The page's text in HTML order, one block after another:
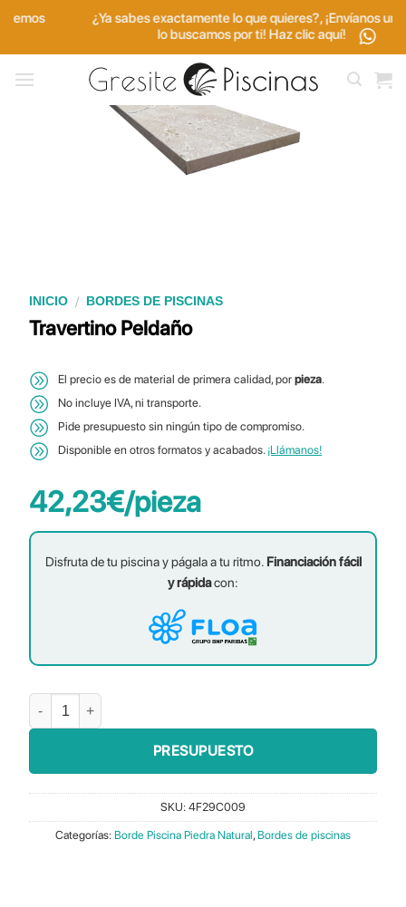
contenido
¿Ya sabes exactamente lo que quieres?, ¡Envíanos una foto y
lo buscamos por ti! Haz clic aquí!
INICIO / BORDES DE PISCINAS
Travertino Peldaño
El precio es de material de primera calidad, porpieza.
No incluye IVA, ni transporte.
Pide presupuesto sin ningún tipo de compromiso.
Disponible en otros formatos y acabados. ¡Llámanos!
42,23€/pieza
Disfruta de tu piscina y págala a tu ritmo. Financiación fácil
y rápidacon:
Travertino Peldaño cantidad
PRESUPUESTO
SKU: 4F29C009
Categorías: Borde Piscina Piedra Natural, Bordes de piscinas